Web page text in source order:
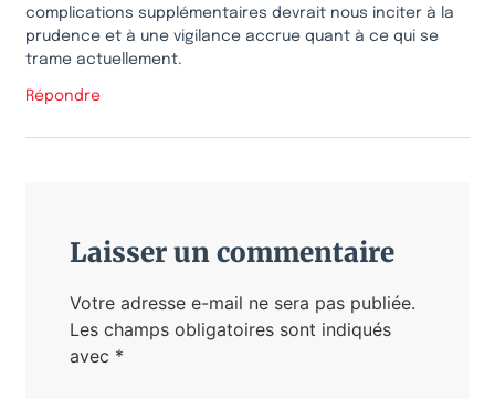
complications supplémentaires devrait nous inciter à la
prudence et à une vigilance accrue quant à ce qui se
trame actuellement.
Répondre
Laisser un commentaire
Votre adresse e-mail ne sera pas publiée.
Les champs obligatoires sont indiqués
avec *